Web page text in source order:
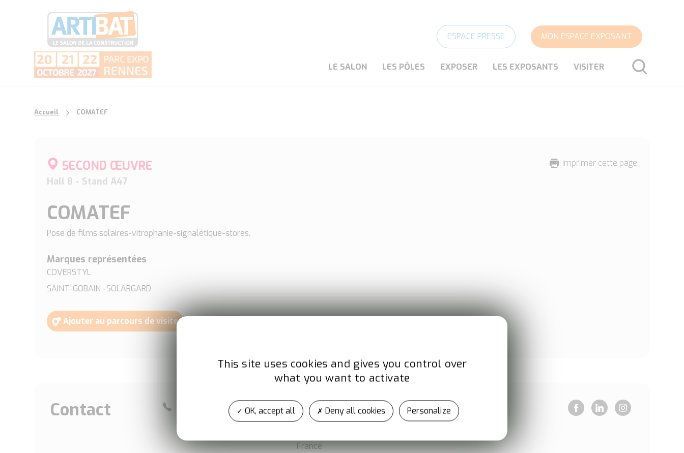
ESPACE PRESSE MON ESPACE EXPOSANT
LE SALON LES PÔLES EXPOSER LES EXPOSANTS VISITER RECHERCHER
Accueil COMATEF
Imprimer cette page
SECOND ŒUVRE
Hall 8 - Stand A47
COMATEF
Pose de films solaires-vitrophanie-signalétique-stores.
Marques représentées
COVERSTYL
SAINT-GOBAIN -SOLARGARD
Ajouter au parcours de visite
Contact Téléphone Adresse
6 impasse Siruis
France
Site internet
www.comatef.fr
FacebookLinkedInInstagram
This site uses cookies and gives you control over
what you want to activate
OK, accept all Deny all cookies Personalize